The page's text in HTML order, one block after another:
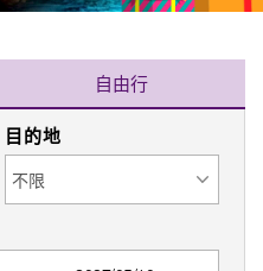
自由行
目的地